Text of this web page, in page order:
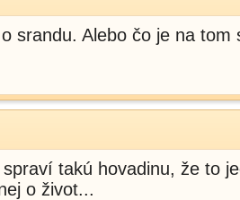
srandu. Alebo čo je na tom
takú hovadinu, že to
o život...